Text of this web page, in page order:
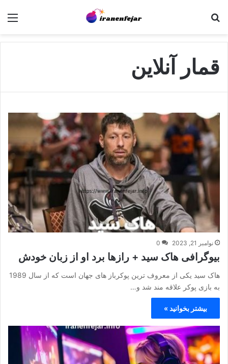
قمار آنلاین
نوامبر 21, 2023 0
بیوگرافی هاک سید + رازها برد او از زبان خودش
هاک سید یکی از معروف ترین پوکرباز های جهان است که از سال 1989
به بازی پوکر علاقه‌ مند شد و…
بیشتر بخوانید »